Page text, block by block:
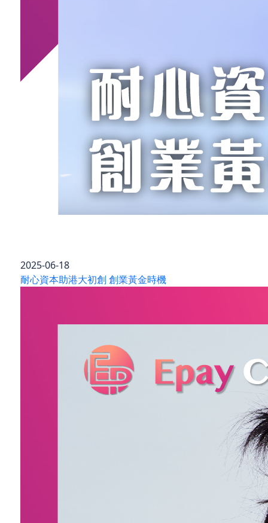
2025-06-18
耐心資本助港大初創 創業黃金時機